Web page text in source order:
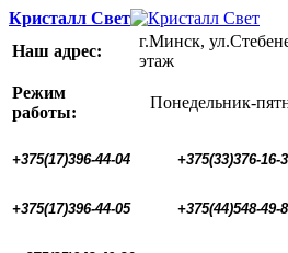
Кристалл Свет
Наш адрес:
г.Минск,
этаж
Режим
работы:
Понедельник-
+375(17)396-44-04 +375(33)376-16-
+375(17)396-44-05 +375(44)548-49-